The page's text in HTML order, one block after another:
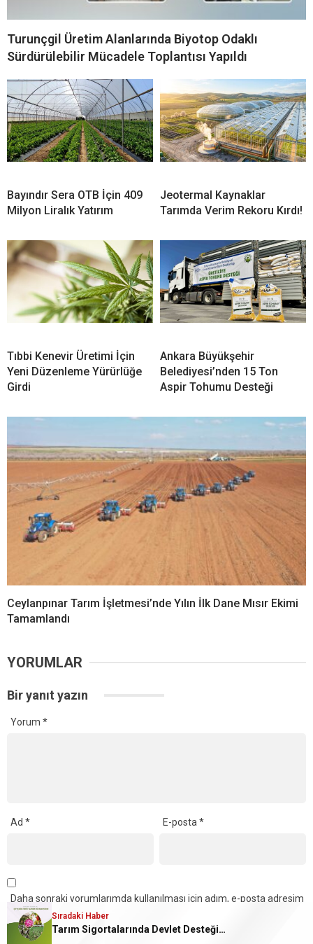
Sıradaki Haber
Tarım Sigortalarında Devlet Desteği Yüzde 70’e Kadar Çıktı
Turunçgil Üretim Alanlarında Biyotop Odaklı
Sürdürülebilir Mücadele Toplantısı Yapıldı
Bayındır Sera OTB İçin 409
Milyon Liralık Yatırım
Jeotermal Kaynaklar
Tarımda Verim Rekoru Kırdı!
Tıbbi Kenevir Üretimi İçin
Yeni Düzenleme Yürürlüğe
Girdi
Ankara Büyükşehir
Belediyesi’nden 15 Ton
Aspir Tohumu Desteği
Ceylanpınar Tarım İşletmesi’nde Yılın İlk Dane Mısır Ekimi
Tamamlandı
YORUMLAR
Bir yanıt yazın
Yorum *
Ad * E-posta*
Daha sonraki yorumlarımda kullanılması için adım, e-posta adresim
ve site adresim bu tarayıcıya kaydedilsin.